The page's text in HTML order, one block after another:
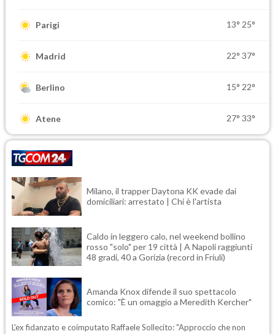
Parigi 13° 25°
Madrid 22° 37°
Berlino 15° 22°
Atene 27° 33°
Milano, il trapper Daytona KK evade dai
domiciliari: arrestato | Chi è l'artista
Caldo in leggero calo, nel weekend bollino
rosso "solo" per 19 città | A Napoli raggiunti
48 gradi, 40 a Gorizia (record in Friuli)
Amanda Knox difende il suo spettacolo
comico: "È un omaggio a Meredith Kercher"
L'ex fidanzato e coimputato Raffaele Sollecito: "Approccio che non